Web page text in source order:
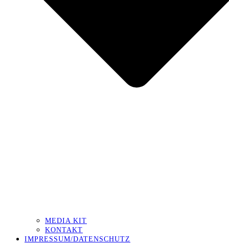
MEDIA KIT
KONTAKT
IMPRESSUM/DATENSCHUTZ